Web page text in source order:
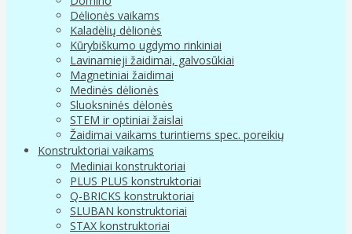
Dėlionės vaikams
Kaladėlių dėlionės
Kūrybiškumo ugdymo rinkiniai
Lavinamieji žaidimai, galvosūkiai
Magnetiniai žaidimai
Medinės dėlionės
Sluoksninės dėlonės
STEM ir optiniai žaislai
Žaidimai vaikams turintiems spec. poreikių
Konstruktoriai vaikams
Mediniai konstruktoriai
PLUS PLUS konstruktoriai
Q-BRICKS konstruktoriai
SLUBAN konstruktoriai
STAX konstruktoriai